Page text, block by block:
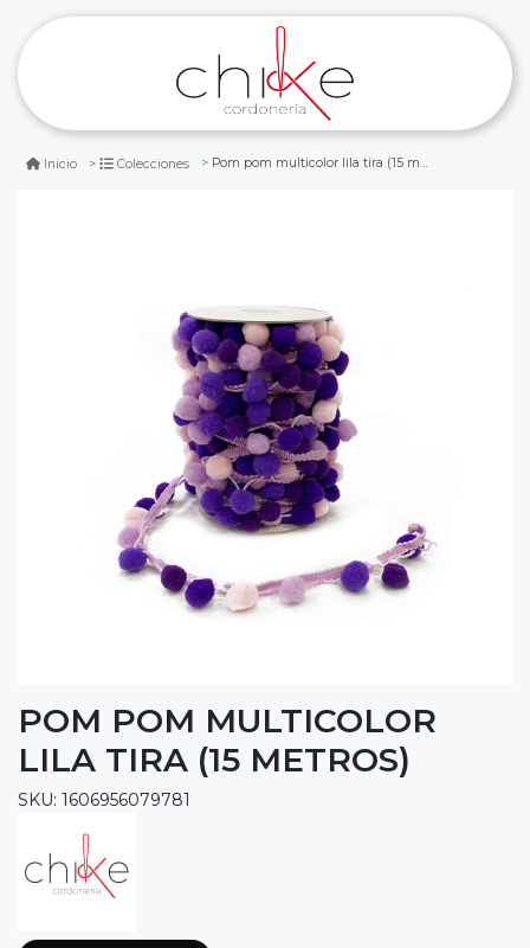
Inicio Colecciones Pom pom multicolor lila tira (15 metros)
POM POM MULTICOLOR
LILA TIRA (15 METROS)
SKU: 1606956079781